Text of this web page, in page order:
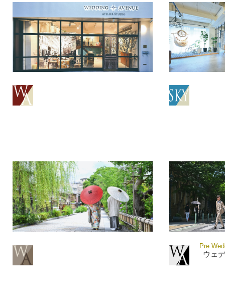
Pre
ウェ